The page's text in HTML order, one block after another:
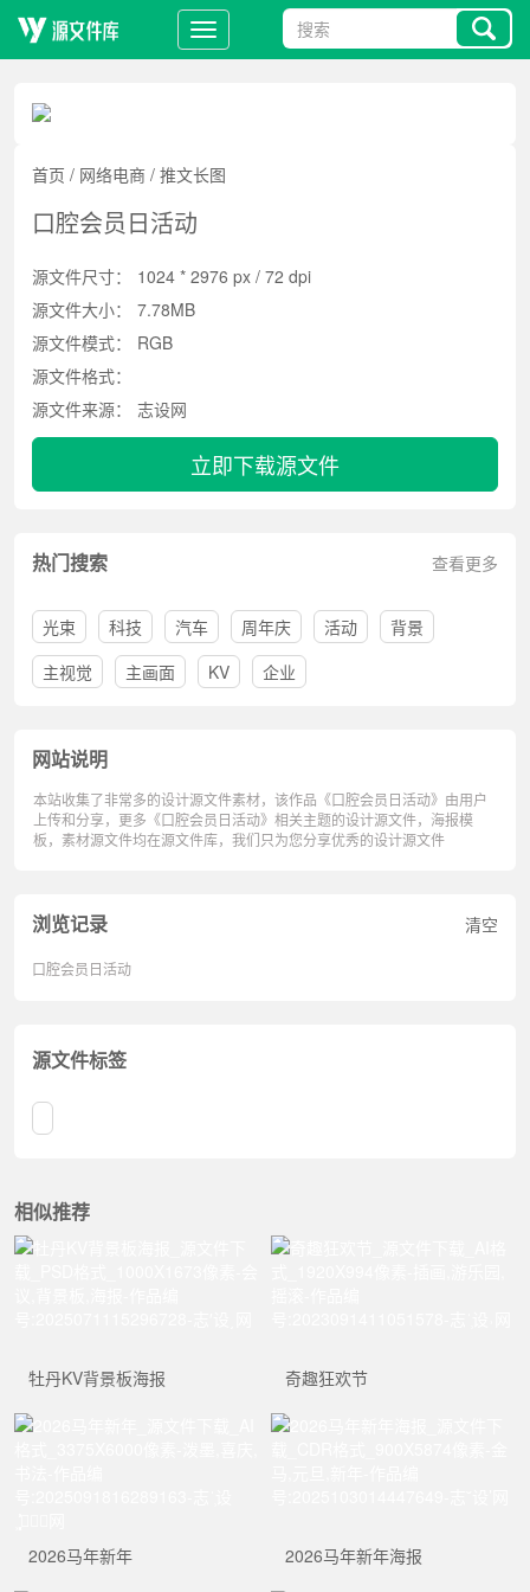
首页 / 网络电商 / 推文长图
口腔会员日活动
源文件尺寸：
1024 * 2976 px / 72 dpi
源文件大小：
7.78MB
源文件模式：
RGB
源文件格式：
源文件来源：
志设网
立即下载源文件
热门搜索 查看更多
光束 科技 汽车 周年庆 活动
背景
主视觉
主画面 KV 企业
网站说明
本站收集了非常多的设计源文件素材，该作品《口腔会员日活动》由用户
上传和分享，更多《口腔会员日活动》相关主题的设计源文件，海报模
板，素材源文件均在源文件库，我们只为您分享优秀的设计源文件
浏览记录 清空
口腔会员日活动
源文件标签
相似推荐
牡丹KV背景板海报 奇趣狂欢节
2026马年新年 2026马年新年海报